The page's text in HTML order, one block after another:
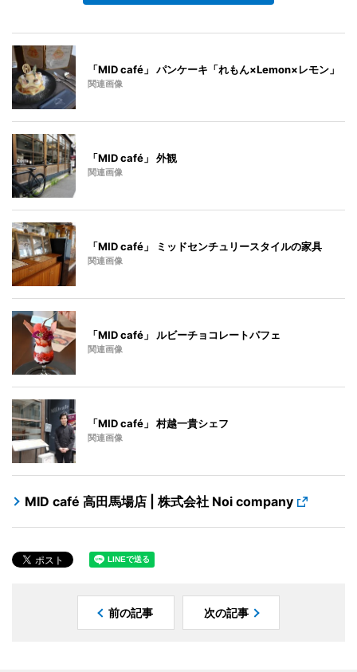
「MID café」 パンケーキ「れもん×Lemon×レモン」
関連画像
「MID café」 外観
関連画像
「MID café」 ミッドセンチュリースタイルの家具
関連画像
「MID café」 ルビーチョコレートパフェ
関連画像
「MID café」 村越一貴シェフ
関連画像
MID café 高田馬場店 | 株式会社 Noi company
前の記事 次の記事